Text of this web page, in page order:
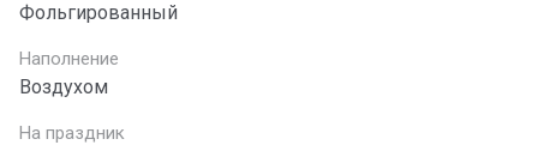
Фольгированный
Наполнение
Воздухом
На праздник